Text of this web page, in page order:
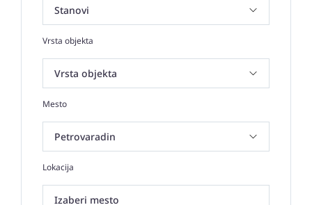
Vrsta objekta
Mesto
Lokacija
Izaberi mesto